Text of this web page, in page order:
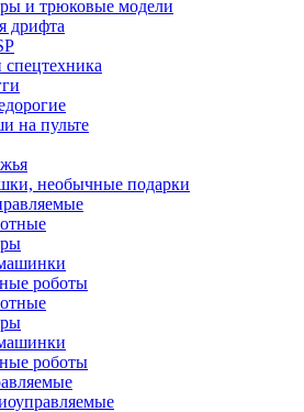
и трюковые модели
дрифта
на пульте
необычные подарки
роботы
роботы